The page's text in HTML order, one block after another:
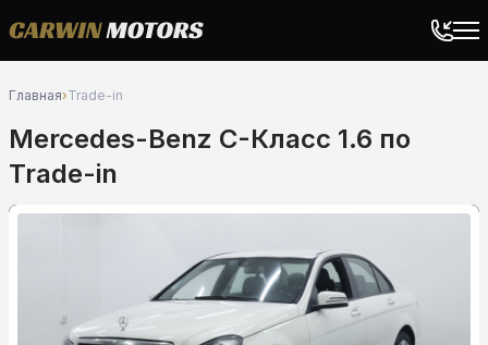
Главная›Trade-in
Mercedes-Benz C-Класс 1.6 по
Trade-in